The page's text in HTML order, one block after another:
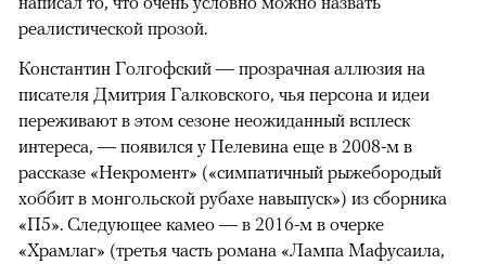
реалистической прозой.
Константин Голгофский — прозрачная аллюзия на
писателя Дмитрия Галковского, чья персона и идеи
переживают в этом сезоне неожиданный всплеск
интереса, — появился у Пелевина еще в 2008-м в
рассказе «Некромент» («симпатичный рыжебородый
хоббит в монгольской рубахе навыпуск») из сборника
«П5». Следующее камео — в 2016-м в очерке
«Храмлаг» (третья часть романа «Лампа Мафусаила,